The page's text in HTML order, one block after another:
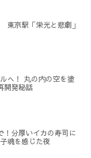
京駅「栄光と悲劇」
へ！ 丸の内の空を塗
開発秘話
！分厚いイカの寿司に
魂を感じた夜